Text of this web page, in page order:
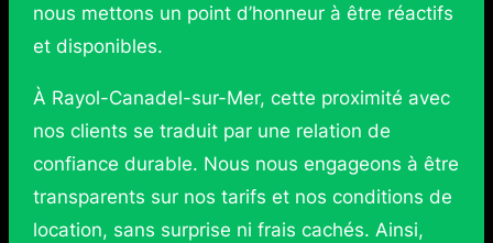
nous mettons un point d’honneur à être réactifs
et disponibles.
À Rayol-Canadel-sur-Mer, cette proximité avec
nos clients se traduit par une relation de
confiance durable. Nous nous engageons à être
transparents sur nos tarifs et nos conditions de
location, sans surprise ni frais cachés. Ainsi,